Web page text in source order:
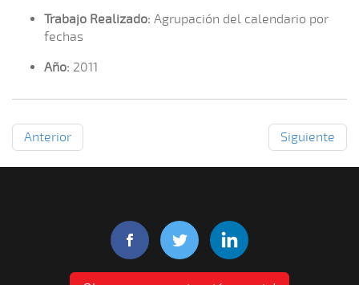
Trabajo Realizado: Agrupación del calendario por
fechas
Año: 2011
Anterior Siguiente